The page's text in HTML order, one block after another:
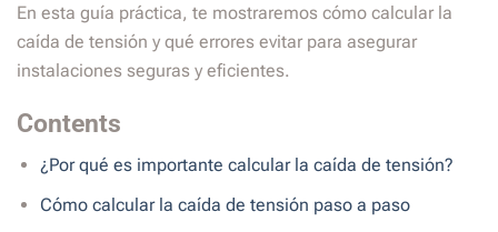
En esta guía práctica, te mostraremos cómo calcular la
caída de tensión y qué errores evitar para asegurar
instalaciones seguras y eficientes.
Contents
¿Por qué es importante calcular la caída de tensión?
Cómo calcular la caída de tensión paso a paso